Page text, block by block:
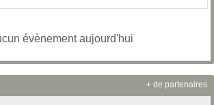
évènement aujourd'hui
+ de partenaires